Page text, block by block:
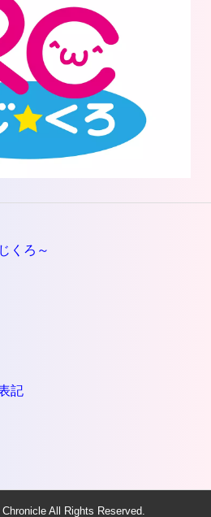
くろ～
記
All Rights Reserved.